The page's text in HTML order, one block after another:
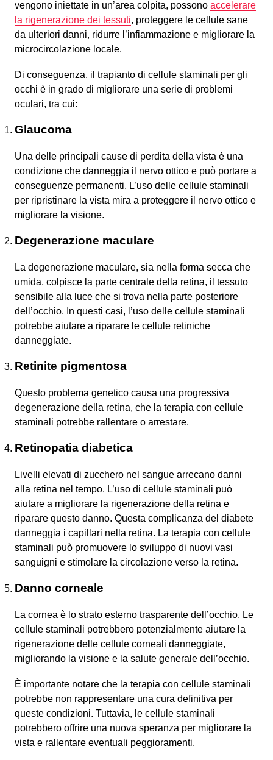
vengono iniettate in un’area colpita, possono accelerare
la rigenerazione dei tessuti, proteggere le cellule sane
da ulteriori danni, ridurre l’infiammazione e migliorare la
microcircolazione locale.
Di conseguenza, il trapianto di cellule staminali per gli
occhi è in grado di migliorare una serie di problemi
oculari, tra cui:
Glaucoma
Una delle principali cause di perdita della vista è una
condizione che danneggia il nervo ottico e può portare a
conseguenze permanenti. L’uso delle cellule staminali
per ripristinare la vista mira a proteggere il nervo ottico e
migliorare la visione.
Degenerazione maculare
La degenerazione maculare, sia nella forma secca che
umida, colpisce la parte centrale della retina, il tessuto
sensibile alla luce che si trova nella parte posteriore
dell’occhio. In questi casi, l’uso delle cellule staminali
potrebbe aiutare a riparare le cellule retiniche
danneggiate.
Retinite pigmentosa
Questo problema genetico causa una progressiva
degenerazione della retina, che la terapia con cellule
staminali potrebbe rallentare o arrestare.
Retinopatia diabetica
Livelli elevati di zucchero nel sangue arrecano danni
alla retina nel tempo. L’uso di cellule staminali può
aiutare a migliorare la rigenerazione della retina e
riparare questo danno. Questa complicanza del diabete
danneggia i capillari nella retina. La terapia con cellule
staminali può promuovere lo sviluppo di nuovi vasi
sanguigni e stimolare la circolazione verso la retina.
Danno corneale
La cornea è lo strato esterno trasparente dell’occhio. Le
cellule staminali potrebbero potenzialmente aiutare la
rigenerazione delle cellule corneali danneggiate,
migliorando la visione e la salute generale dell’occhio.
È importante notare che la terapia con cellule staminali
potrebbe non rappresentare una cura definitiva per
queste condizioni. Tuttavia, le cellule staminali
potrebbero offrire una nuova speranza per migliorare la
vista e rallentare eventuali peggioramenti.